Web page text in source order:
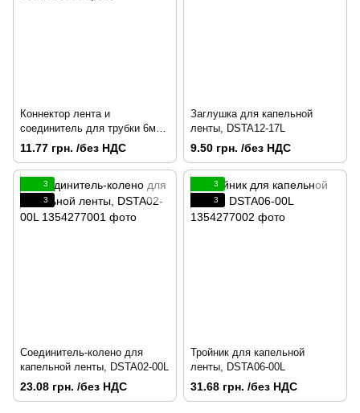
Коннектор лента и
соединитель для трубки 6мм,
DSTA07-06L
11.77 грн. /без НДС
Заглушка для капельной
ленты, DSTA12-17L
9.50 грн. /без НДС
3
3
Соединитель-колено для
капельной ленты, DSTA02-00L
23.08 грн. /без НДС
3
3
Тройник для капельной
ленты, DSTA06-00L
31.68 грн. /без НДС